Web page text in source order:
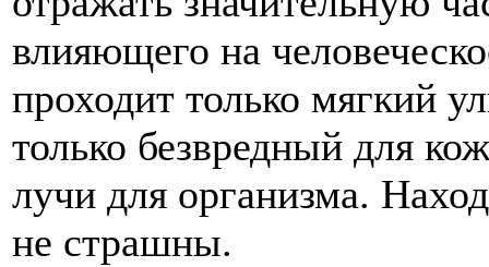
влияющего на
проходит только мягкий
только безвредный для
лучи для организма.
не страшны.